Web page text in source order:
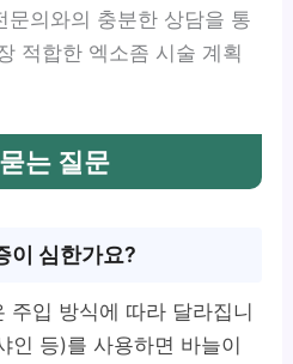
문의와의 충분한 상담을 통
적합한 엑소좀 시술 계획
는 질문
이 심한가요?
주입 방식에 따라 달라집니
인 등)를 사용하면 바늘이